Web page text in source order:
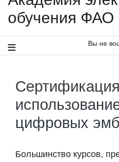
обучения ФАО
Вы не
цифровых
Большинство курсов,